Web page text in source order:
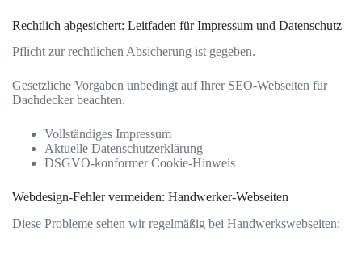
Rechtlich abgesichert: Leitfaden für Impressum und Datenschutz
Pflicht zur rechtlichen Absicherung ist gegeben.
Gesetzliche Vorgaben unbedingt auf Ihrer SEO-Webseiten für
Dachdecker beachten.
Vollständiges Impressum
Aktuelle Datenschutzerklärung
DSGVO-konformer Cookie-Hinweis
Webdesign-Fehler vermeiden: Handwerker-Webseiten
Diese Probleme sehen wir regelmäßig bei Handwerkswebseiten: